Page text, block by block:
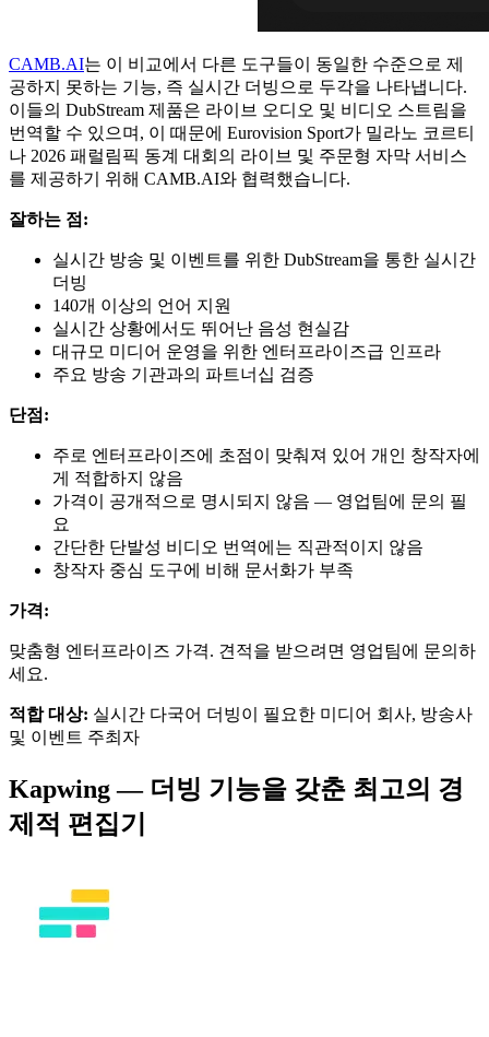
CAMB.AI는 이 비교에서 다른 도구들이 동일한 수준으로 제
공하지 못하는 기능, 즉 실시간 더빙으로 두각을 나타냅니다.
이들의 DubStream 제품은 라이브 오디오 및 비디오 스트림을
번역할 수 있으며, 이 때문에 Eurovision Sport가 밀라노 코르티
나 2026 패럴림픽 동계 대회의 라이브 및 주문형 자막 서비스
를 제공하기 위해 CAMB.AI와 협력했습니다.
잘하는 점:
실시간 방송 및 이벤트를 위한 DubStream을 통한 실시간
더빙
140개 이상의 언어 지원
실시간 상황에서도 뛰어난 음성 현실감
대규모 미디어 운영을 위한 엔터프라이즈급 인프라
주요 방송 기관과의 파트너십 검증
단점:
주로 엔터프라이즈에 초점이 맞춰져 있어 개인 창작자에
게 적합하지 않음
가격이 공개적으로 명시되지 않음 — 영업팀에 문의 필
요
간단한 단발성 비디오 번역에는 직관적이지 않음
창작자 중심 도구에 비해 문서화가 부족
가격:
맞춤형 엔터프라이즈 가격. 견적을 받으려면 영업팀에 문의하
세요.
적합 대상: 실시간 다국어 더빙이 필요한 미디어 회사, 방송사
및 이벤트 주최자
Kapwing — 더빙 기능을 갖춘 최고의 경
제적 편집기